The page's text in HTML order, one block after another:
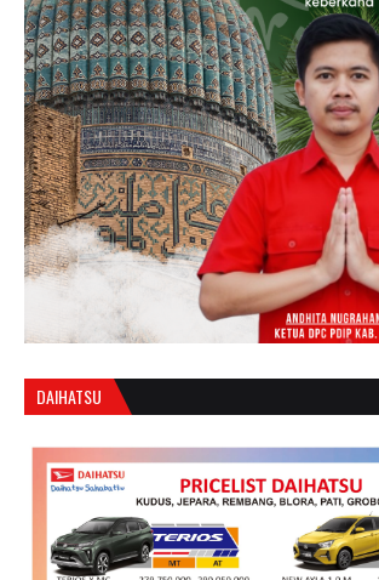
DAIHATSU